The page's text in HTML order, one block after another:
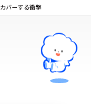
バーする衝撃